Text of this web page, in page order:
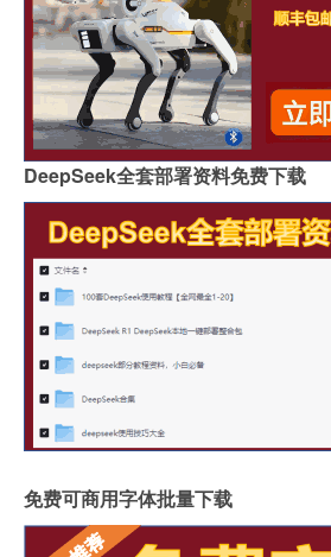
DeepSeek全套部署资料免费下载
免费可商用字体批量下载